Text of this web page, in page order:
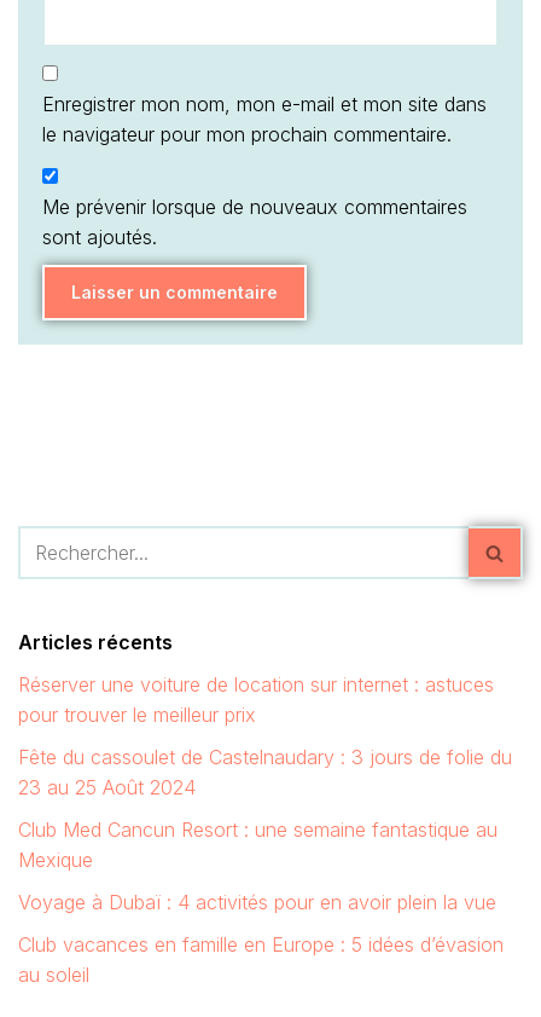
Enregistrer mon nom, mon e-mail et mon site dans
le navigateur pour mon prochain commentaire.
Me prévenir lorsque de nouveaux commentaires
sont ajoutés.
Articles récents
Réserver une voiture de location sur internet : astuces
pour trouver le meilleur prix
Fête du cassoulet de Castelnaudary : 3 jours de folie du
23 au 25 Août 2024
Club Med Cancun Resort : une semaine fantastique au
Mexique
Voyage à Dubaï : 4 activités pour en avoir plein la vue
Club vacances en famille en Europe : 5 idées d’évasion
au soleil